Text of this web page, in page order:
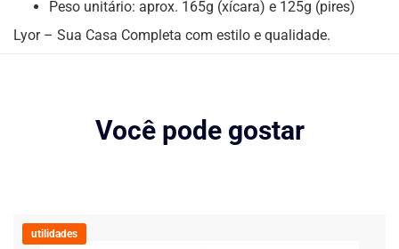
Peso unitário: aprox. 165g (xícara) e 125g (pires)
Lyor – Sua Casa Completa com estilo e qualidade.
Você pode gostar
utilidades